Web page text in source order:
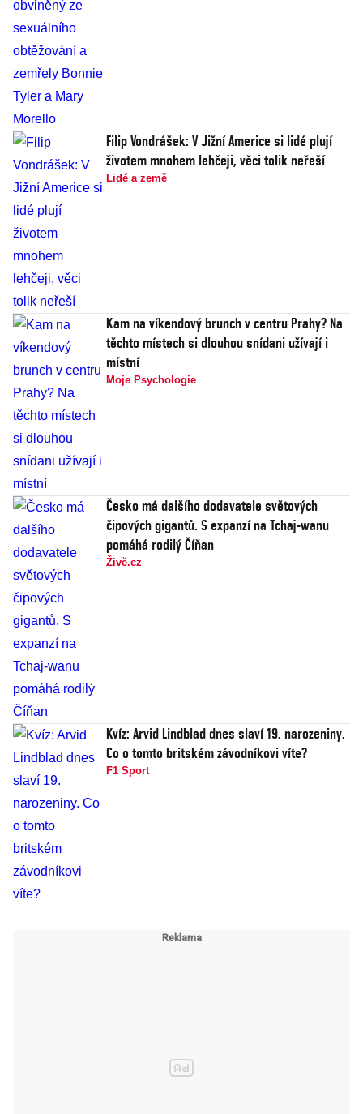
Filip Vondrášek: V Jižní Americe si lidé plují
životem mnohem lehčeji, věci tolik neřeší
Lidé a země
Kam na víkendový brunch v centru Prahy? Na
těchto místech si dlouhou snídani užívají i
místní
Moje Psychologie
Česko má dalšího dodavatele světových
čipových gigantů. S expanzí na Tchaj-wanu
pomáhá rodilý Číňan
Živě.cz
Kvíz: Arvid Lindblad dnes slaví 19. narozeniny.
Co o tomto britském závodníkovi víte?
F1 Sport